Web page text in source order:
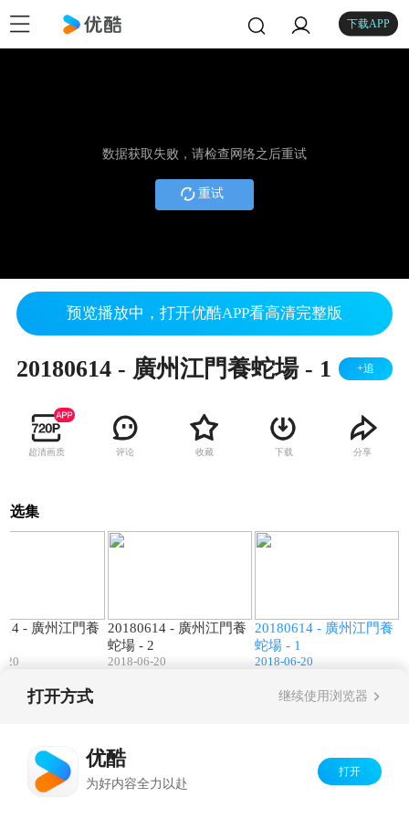
下载APP
数据获取失败，请检查网络之后重试
重试
预览播放中，打开优酷APP看高清完整版
20180614 - 廣州江門養蛇場 - 1 +追
超清画质 评论 收藏 下载 分享
选集
- 廣州江門養
20
20180614 - 廣州江門養
蛇場 - 2
2018-06-20
20180614 - 廣州江門養
蛇場 - 1
2018-06-20
打开方式 继续使用浏览器
优酷
为好内容全力以赴
打开